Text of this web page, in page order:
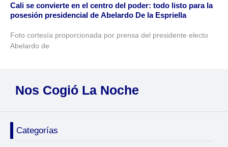
Cali se convierte en el centro del poder: todo listo para la
posesión presidencial de Abelardo De la Espriella
Foto cortesía proporcionada por prensa del presidente electo
Abelardo de
Nos Cogió La Noche
Categorías